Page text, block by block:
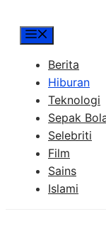
Berita
Hiburan
Teknologi
Sepak
Selebriti
Film
Sains
Islami